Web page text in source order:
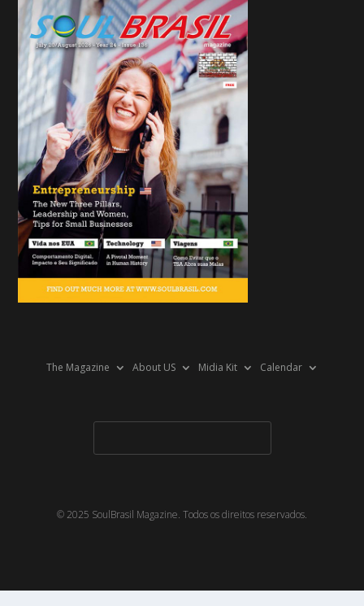
The Magazine About US Midia Kit Calendar
© 2025 SoulBrasil Magazine. Todos os direitos reservados.